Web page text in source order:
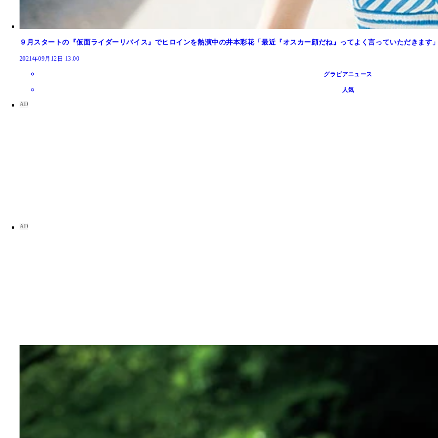
９月スタートの『仮面ライダーリバイス』でヒロインを熱演中の井本彩花「最近『オスカー顔だね』ってよく言っていただきます
2021年09月12日 13:00
グラビアニュース
人気